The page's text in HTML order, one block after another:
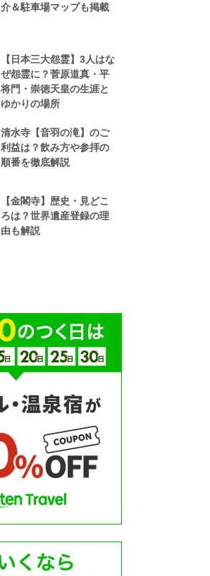
介＆駐車場マップも掲載
【日本三大怨霊】3人はな
ぜ怨霊に？菅原道真・平
将門・崇徳天皇の生涯と
ゆかりの場所
清水寺【音羽の滝】のご
利益は？飲み方や参拝の
順番を徹底解説
【金閣寺】歴史・見どこ
ろは？世界遺産登録の理
由も解説